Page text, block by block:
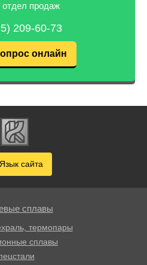
отдел продаж
209-60-73
онлайн
Язык сайта
сплавы
термопары
сплавы